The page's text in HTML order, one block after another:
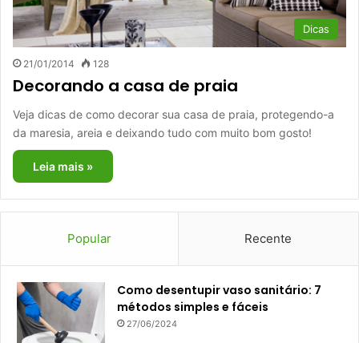
Dicas
21/01/2014 128
Decorando a casa de praia
Veja dicas de como decorar sua casa de praia, protegendo-a
da maresia, areia e deixando tudo com muito bom gosto!
Leia mais »
Popular Recente
Como desentupir vaso sanitário: 7
métodos simples e fáceis
27/06/2024